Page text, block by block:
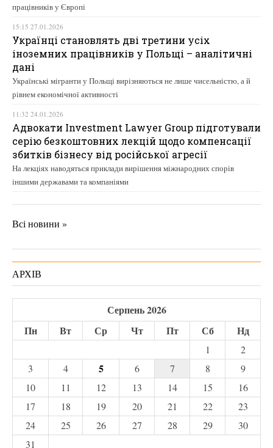
працівників у Європі
15:15 27.01.2026
Українці становлять дві третини усіх
іноземних працівників у Польщі – аналітичні
дані
Українські мігранти у Польщі вирізняються не лише чисельністю, а й
рівнем економічної активності
11:32 24.01.2026
Адвокати Investment Lawyer Group підготували
серію безкоштовних лекцій щодо компенсації
збитків бізнесу від російської агресії
На лекціях наводяться приклади вирішення міжнародних спорів
іншими державами та компаніями
Всі новини »
АРХІВ
Серпень 2026
Пн
Вт Ср Чт Пт Сб Нд
1
2
3
4 5 6 7 8
9
10
11 12 13 14 15
16
17
18 19 20 21 22
23
24
25 26 27 28 29
30
31